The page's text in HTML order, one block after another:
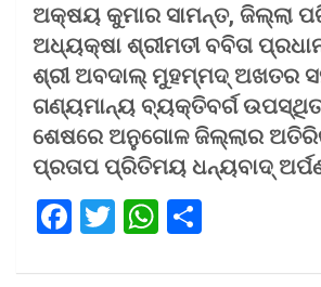
ଅକ୍ଷୟ କୁମାର ସାମନ୍ତ, ଜିଲ୍ଲା
ଅଧ୍ୟକ୍ଷା ଶ୍ରୀମତୀ ବବିତା
ଶ୍ରୀ ଅବଦାଲ୍ ମୁହମ୍ମଦ୍ ଅଖତର
ଗଣ୍ୟମାନ୍ୟ ବ୍ୟକ୍ତିବର୍ଗ ଉପସ୍ଥିତ
ଶେଷରେ ଅନୁଗୋଳ ଜିଲ୍ଲାର
ପ୍ରତାପ ପ୍ରିତିମୟ ଧନ୍ୟବାଦ୍
F
T
W